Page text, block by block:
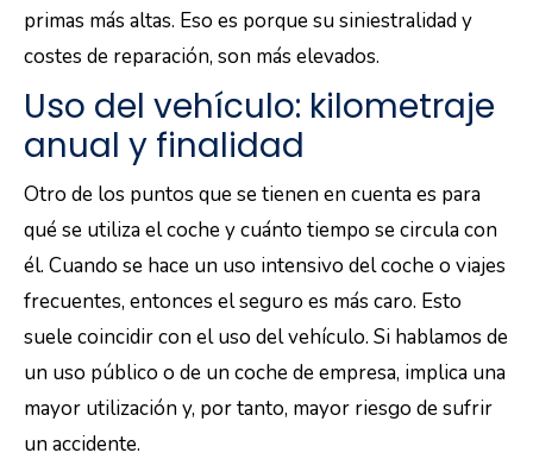
primas más altas. Eso es porque su siniestralidad y
costes de reparación, son más elevados.
Uso del vehículo: kilometraje
anual y finalidad
Otro de los puntos que se tienen en cuenta es para
qué se utiliza el coche y cuánto tiempo se circula con
él. Cuando se hace un uso intensivo del coche o viajes
frecuentes, entonces el seguro es más caro. Esto
suele coincidir con el uso del vehículo. Si hablamos de
un uso público o de un coche de empresa, implica una
mayor utilización y, por tanto, mayor riesgo de sufrir
un accidente.